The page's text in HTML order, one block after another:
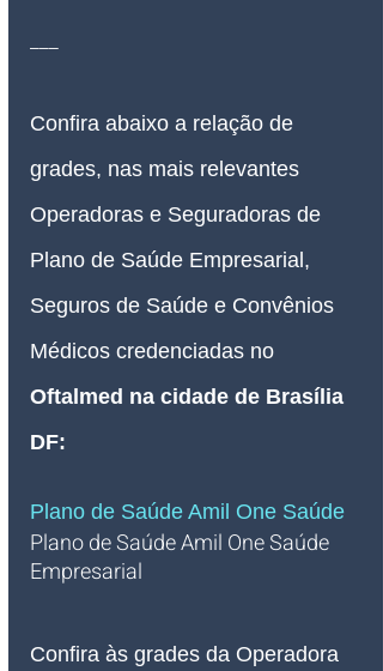
___
Confira abaixo a relação de
grades, nas mais relevantes
Operadoras e Seguradoras de
Plano de Saúde Empresarial,
Seguros de Saúde e Convênios
Médicos credenciadas no
Oftalmed na cidade de Brasília
DF:
Plano de Saúde Amil One Saúde
Plano de Saúde Amil One Saúde
Empresarial
Confira às grades da Operadora